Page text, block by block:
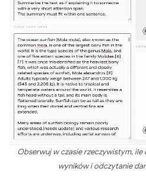
Obserwuj w czasie rzeczywistym, ile
wyników i odczytanie